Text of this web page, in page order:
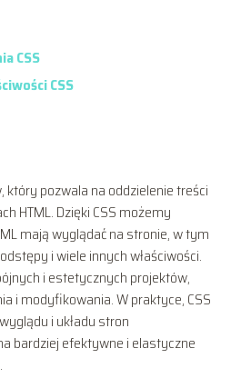
CSS
CSS
który pozwala na oddzielenie treści
HTML. Dzięki CSS możemy
mają wyglądać na stronie, w tym
i wiele innych właściwości.
i estetycznych projektów,
i modyfikowania. W praktyce, CSS
i układu stron
bardziej efektywne i elastyczne